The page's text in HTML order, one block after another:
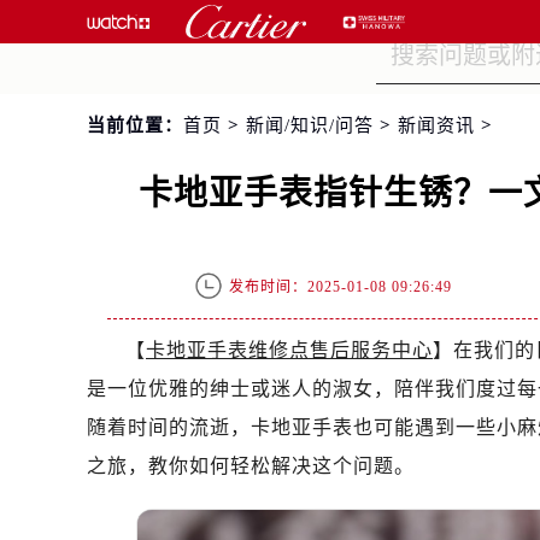
当前位置： 首页 > 新闻/知识/问答 > 新闻资讯 >
卡地亚手表指针生锈？一
发布时间：2025-01-08 09:26:49
【卡地亚手表维修点售后服务中心】在我们
是一位优雅的绅士或迷人的淑女，陪伴我们度过
随着时间的流逝，卡地亚手表也可能遇到一些小
之旅，教你如何轻松解决这个问题。